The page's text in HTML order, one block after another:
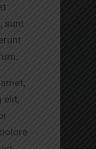
sunt
elit,